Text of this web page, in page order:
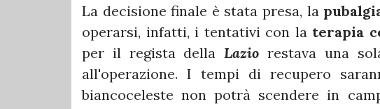
La decisione finale è stata presa, la
operarsi, infatti, i tentativi con la terapia
per il regista della Lazio restava una
all'operazione. I tempi di recupero
biancoceleste non potrà scendere in